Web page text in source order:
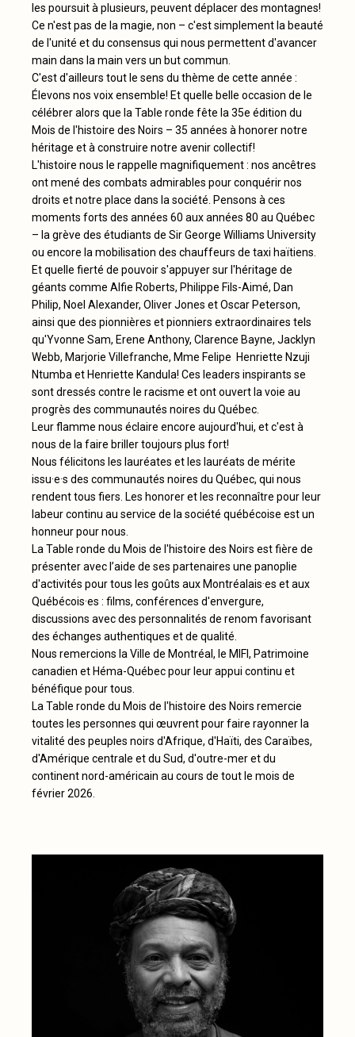
les poursuit à plusieurs, peuvent déplacer des montagnes!
Ce n'est pas de la magie, non – c'est simplement la beauté
de l'unité et du consensus qui nous permettent d'avancer
main dans la main vers un but commun.
C'est d'ailleurs tout le sens du thème de cette année :
Élevons nos voix ensemble! Et quelle belle occasion de le
célébrer alors que la Table ronde fête la 35e édition du
Mois de l'histoire des Noirs – 35 années à honorer notre
héritage et à construire notre avenir collectif!
L'histoire nous le rappelle magnifiquement : nos ancêtres
ont mené des combats admirables pour conquérir nos
droits et notre place dans la société. Pensons à ces
moments forts des années 60 aux années 80 au Québec
– la grève des étudiants de Sir George Williams University
ou encore la mobilisation des chauffeurs de taxi haïtiens.
Et quelle fierté de pouvoir s'appuyer sur l'héritage de
géants comme Alfie Roberts, Philippe Fils-Aimé, Dan
Philip, Noel Alexander, Oliver Jones et Oscar Peterson,
ainsi que des pionnières et pionniers extraordinaires tels
qu'Yvonne Sam, Erene Anthony, Clarence Bayne, Jacklyn
Webb, Marjorie Villefranche, Mme Felipe Henriette Nzuji
Ntumba et Henriette Kandula! Ces leaders inspirants se
sont dressés contre le racisme et ont ouvert la voie au
progrès des communautés noires du Québec.
Leur flamme nous éclaire encore aujourd'hui, et c'est à
nous de la faire briller toujours plus fort!
Nous félicitons les lauréates et les lauréats de mérite
issu·e·s des communautés noires du Québec, qui nous
rendent tous fiers. Les honorer et les reconnaître pour leur
labeur continu au service de la société québécoise est un
honneur pour nous.
La Table ronde du Mois de l'histoire des Noirs est fière de
présenter avec l’aide de ses partenaires une panoplie
d'activités pour tous les goûts aux Montréalais·es et aux
Québécois·es : films, conférences d'envergure,
discussions avec des personnalités de renom favorisant
des échanges authentiques et de qualité.
Nous remercions la Ville de Montréal, le MIFI, Patrimoine
canadien et Héma-Québec pour leur appui continu et
bénéfique pour tous.
La Table ronde du Mois de l'histoire des Noirs remercie
toutes les personnes qui œuvrent pour faire rayonner la
vitalité des peuples noirs d'Afrique, d'Haïti, des Caraïbes,
d'Amérique centrale et du Sud, d'outre-mer et du
continent nord-américain au cours de tout le mois de
février 2026.